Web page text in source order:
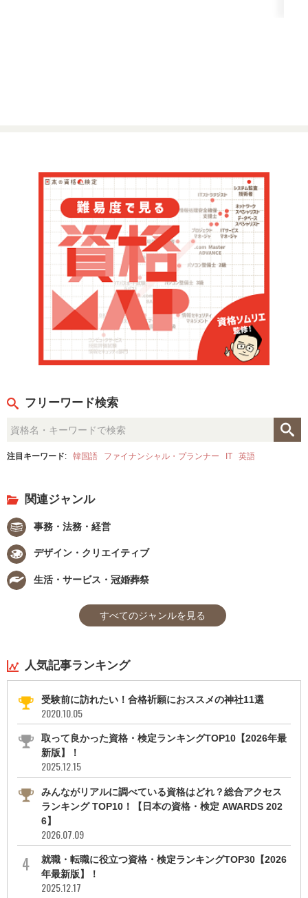
フリーワード検索
注目キーワード: 韓国語 ファイナンシャル・プランナー IT 英語
関連ジャンル
事務・法務・経営
デザイン・クリエイティブ
生活・サービス・冠婚葬祭
すべてのジャンルを見る
人気記事ランキング
受験前に訪れたい！合格祈願におススメの神社11選
2020.10.05
取って良かった資格・検定ランキングTOP10【2026年最
新版】！
2025.12.15
みんながリアルに調べている資格はどれ？総合アクセス
ランキング TOP10！【日本の資格・検定 AWARDS 202
6】
2026.07.09
就職・転職に役立つ資格・検定ランキングTOP30【2026
年最新版】！
2025.12.17